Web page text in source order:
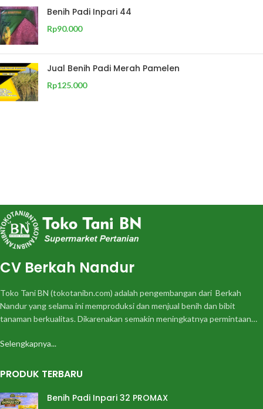
Benih Padi Inpari 44
Rp90.000
Jual Benih Padi Merah Pamelen
Rp125.000
CV Berkah Nandur
Toko Tani BN (tokotanibn.com) adalah pengembangan dari Berkah
Nandur yang selama ini memproduksi dan menjual benih dan bibit
tanaman berkualitas. Dikarenakan semakin meningkatnya permintaan…
Selengkapnya...
PRODUK TERBARU
Benih Padi Inpari 32 PROMAX